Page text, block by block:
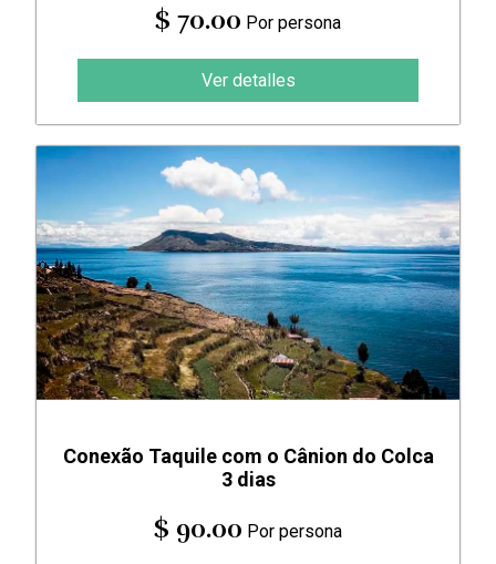
$ 70.00 Por persona
Ver detalles
Conexão Taquile com o Cânion do Colca
3 dias
$ 90.00 Por persona